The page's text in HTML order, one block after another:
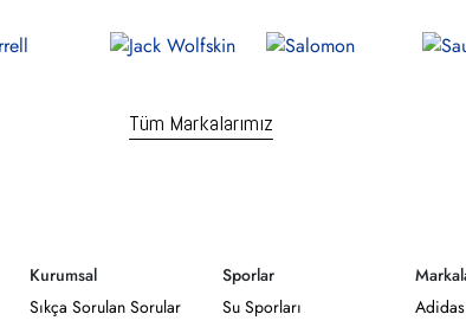
Tüm Markalarımız
Kurumsal
Sıkça Sorulan Sorular
Sporlar
Su Sporları
Adidas